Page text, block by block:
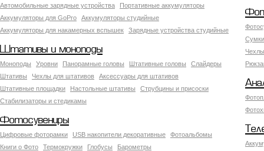
Автомобильные зарядные устройства
Портативные аккумуляторы
Аккумуляторы для GoPro
Аккумуляторы студийные
Аккумуляторы для накамерных вспышек
Зарядные устройства студийные
Штативы и моноподы
Моноподы Уровни Панорамные головы Штативные головы
Слайдеры
Штативы
Чехлы для штативов
Аксессуары для штативов
Штативные площадки
Настольные штативы
Струбцины и присоски
Стабилизаторы и стедикамы
Фотосувениры
Цифровые фоторамки USB накопители декоративные
Фотоальбомы
Книги о Фото
Термокружки Глобусы Барометры